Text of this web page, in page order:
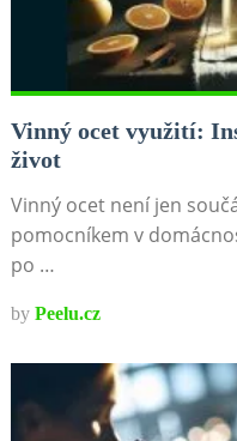
Vinný ocet využití:
život
Vinný ocet není jen
pomocníkem v
po …
by Peelu.cz